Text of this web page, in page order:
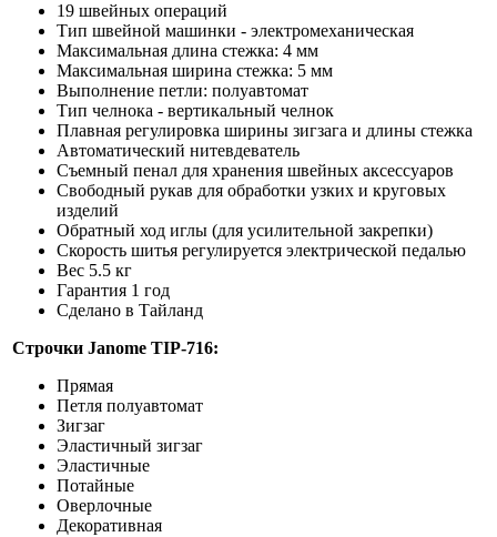
19 швейных операций
Тип швейной машинки - электромеханическая
Максимальная длина стежка: 4 мм
Максимальная ширина стежка: 5 мм
Выполнение петли: полуавтомат
Тип челнока - вертикальный челнок
Плавная регулировка ширины зигзага и длины стежка
Автоматический нитевдеватель
Съемный пенал для хранения швейных аксессуаров
Свободный рукав для обработки узких и круговых
изделий
Обратный ход иглы (для усилительной закрепки)
Скорость шитья регулируется электрической педалью
Вес 5.5 кг
Гарантия 1 год
Сделано в Тайланд
Строчки Janome TIP-716:
Прямая
Петля полуавтомат
Зигзаг
Эластичный зигзаг
Эластичные
Потайные
Оверлочные
Декоративная